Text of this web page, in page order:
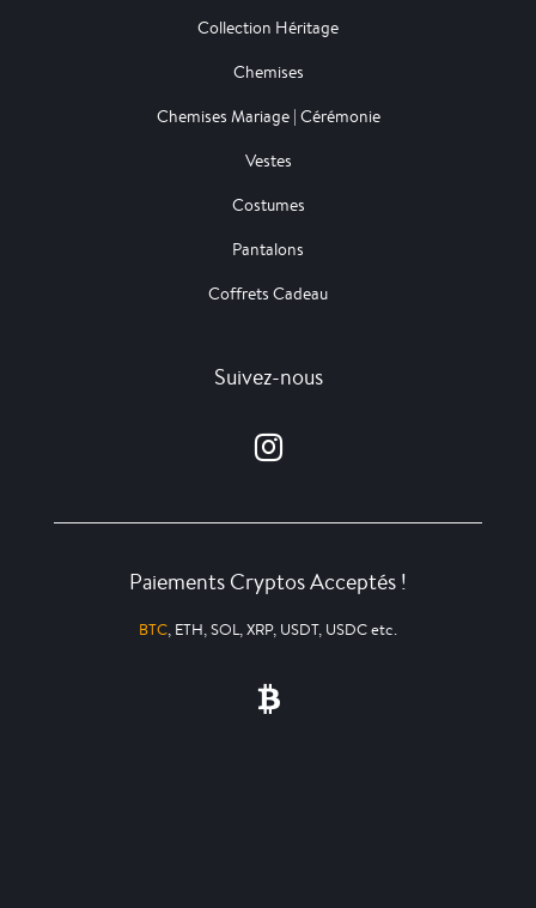
Collection Héritage
Chemises
Chemises Mariage | Cérémonie
Vestes
Costumes
Pantalons
Coffrets Cadeau
Suivez-nous
Paiements Cryptos Acceptés !
BTC, ETH, SOL, XRP, USDT, USDC etc.